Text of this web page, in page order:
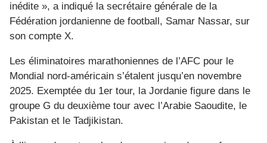
inédite », a indiqué la secrétaire générale de la
Fédération jordanienne de football, Samar Nassar, sur
son compte X.
Les éliminatoires marathoniennes de l’AFC pour le
Mondial nord-américain s’étalent jusqu’en novembre
2025. Exemptée du 1er tour, la Jordanie figure dans le
groupe G du deuxième tour avec l’Arabie Saoudite, le
Pakistan et le Tadjikistan.